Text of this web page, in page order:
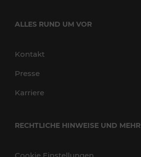
ALLES RUND UM VOR
Kontakt
Presse
Karriere
RECHTLICHE HINWEISE UND MEHR